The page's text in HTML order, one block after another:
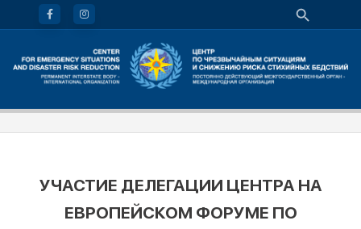
УЧАСТИЕ ДЕЛЕГАЦИИ ЦЕНТРА НА
ЕВРОПЕЙСКОМ ФОРУМЕ ПО